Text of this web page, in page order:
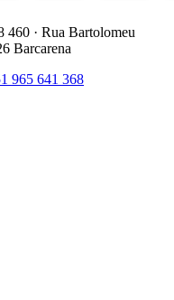
460 · Rua Bartolomeu
Barcarena
965 641 368